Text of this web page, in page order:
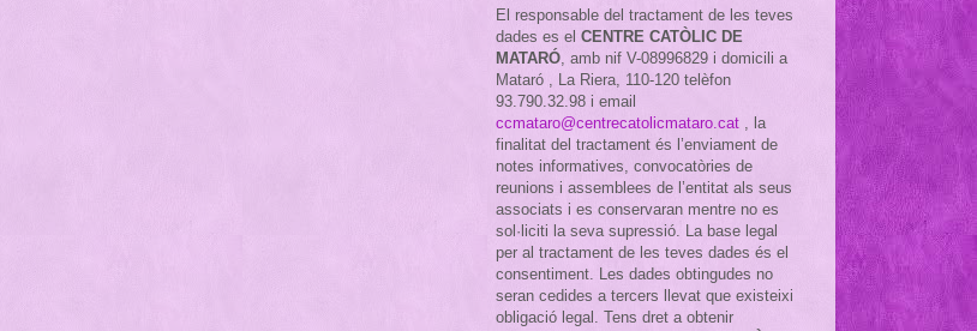
El responsable del tractament de les teves
dades es el CENTRE CATÒLIC DE
MATARÓ , amb nif V-08996829 i domicili a
Mataró , La Riera, 110-120 telèfon
93.790.32.98 i email
ccmataro@centrecatolicmataro.cat
la
finalitat del tractament és l’enviament de
notes informatives, convocatòries de
reunions i assemblees de l’entitat als seus
associats i es conservaran mentre no es
sol·liciti la seva supressió. La base legal
per al tractament de les teves dades és el
consentiment. Les dades obtingudes no
seran cedides a tercers llevat que existeixi
obligació legal. Tens dret a obtenir